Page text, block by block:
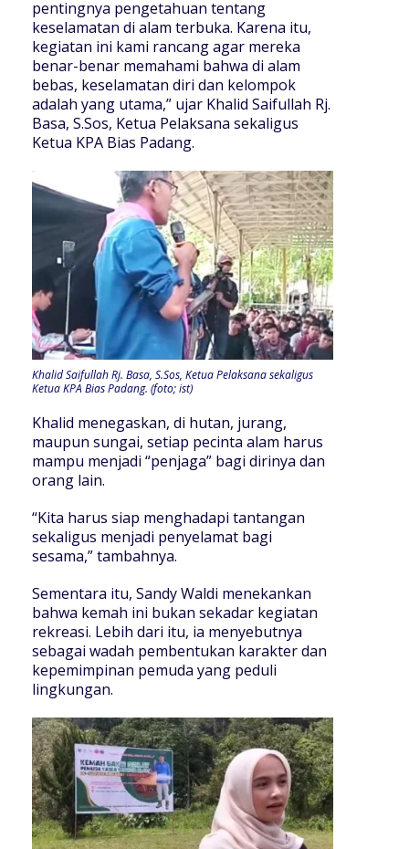
pentingnya pengetahuan tentang
keselamatan di alam terbuka. Karena itu,
kegiatan ini kami rancang agar mereka
benar-benar memahami bahwa di alam
bebas, keselamatan diri dan kelompok
adalah yang utama,” ujar Khalid Saifullah Rj.
Basa, S.Sos, Ketua Pelaksana sekaligus
Ketua KPA Bias Padang.
Khalid Saifullah Rj. Basa, S.Sos, Ketua Pelaksana sekaligus
Ketua KPA Bias Padang. (foto; ist)
Khalid menegaskan, di hutan, jurang,
maupun sungai, setiap pecinta alam harus
mampu menjadi “penjaga” bagi dirinya dan
orang lain.
“Kita harus siap menghadapi tantangan
sekaligus menjadi penyelamat bagi
sesama,” tambahnya.
Sementara itu, Sandy Waldi menekankan
bahwa kemah ini bukan sekadar kegiatan
rekreasi. Lebih dari itu, ia menyebutnya
sebagai wadah pembentukan karakter dan
kepemimpinan pemuda yang peduli
lingkungan.